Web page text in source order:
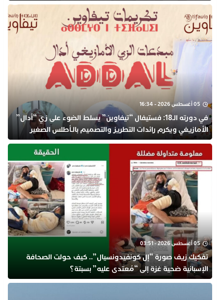
05 أغسطس 2026 - 16:34
في دورته الـ18: فستيفال “تيفاوين” يسلط الضوء على زي “أدال”
الأمازيغي ويكرم رائدات التطريز والتصميم بالـأطلس الصغير
05 أغسطس 2026 - 03:51
تفكيك زيف صورة “إل كونفيدونسيال”.. كيف حولت الصحافة
الإسبانية ضحية غزة إلى “مُعتدى عليه” بسبتة؟